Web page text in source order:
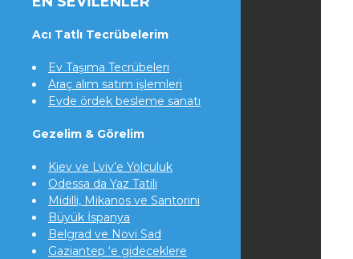
Acı Tatlı Tecrübelerim
Ev Taşıma Tecrübeleri
Araç alım satım işlemleri
Evde ördek besleme sanatı
Gezelim & Görelim
Kiev ve Lviv’e Yolculuk
Odessa da Yaz Tatili
Midilli, Mikanos ve Santorini
Büyük İspanya
Belgrad ve Novi Sad
Gaziantep ‘e gideceklere